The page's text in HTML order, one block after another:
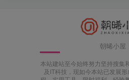
朝晞小屋
本站建站至今始终努力坚持搜集
及IT科技，现如今本站已发展